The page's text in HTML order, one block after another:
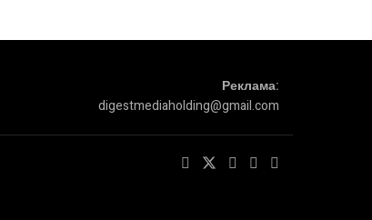
Реклама:
digestmediaholding@gmail.com